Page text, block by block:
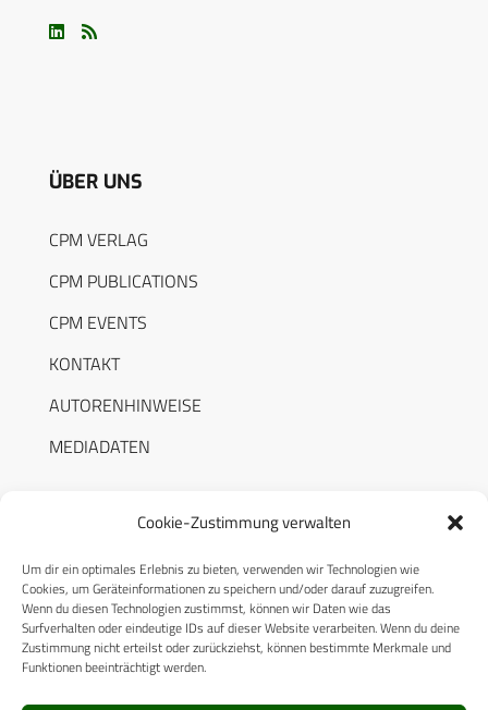
Cookie-Zustimmung verwalten
Um dir ein optimales Erlebnis zu bieten, verwenden wir Technologien wie
Cookies, um Geräteinformationen zu speichern und/oder darauf zuzugreifen.
Wenn du diesen Technologien zustimmst, können wir Daten wie das
Surfverhalten oder eindeutige IDs auf dieser Website verarbeiten. Wenn du deine
Zustimmung nicht erteilst oder zurückziehst, können bestimmte Merkmale und
Funktionen beeinträchtigt werden.
ÜBER UNS
CPM VERLAG
CPM PUBLICATIONS
CPM EVENTS
KONTAKT
AUTORENHINWEISE
MEDIADATEN
RECHTLICHES
Datenschutzerklärung
Cookie-Richtlinie (EU)